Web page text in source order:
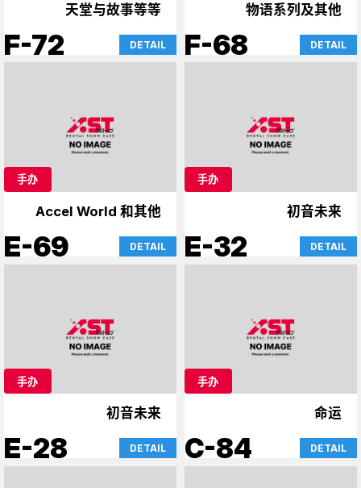
天堂与故事等等
F-72 DETAIL
物语系列及其他
F-68 DETAIL
手办
Accel World 和其他
E-69 DETAIL
手办
初音未来
E-32 DETAIL
手办
初音未来
E-28 DETAIL
手办
命运
C-84 DETAIL